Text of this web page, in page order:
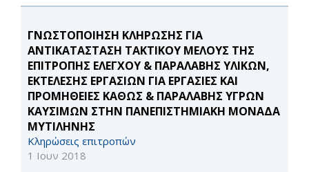
ΓΝΩΣΤΟΠΟΙΗΣΗ ΚΛΗΡΩΣΗΣ ΓΙΑ
ΑΝΤΙΚΑΤΑΣΤΑΣΗ ΤΑΚΤΙΚΟΥ ΜΕΛΟΥΣ ΤΗΣ
ΕΠΙΤΡΟΠΗΣ ΕΛΕΓΧΟΥ & ΠΑΡΑΛΑΒΗΣ ΥΛΙΚΩΝ,
ΕΚΤΕΛΕΣΗΣ ΕΡΓΑΣΙΩΝ ΓΙΑ ΕΡΓΑΣΙΕΣ ΚΑΙ
ΠΡΟΜΗΘΕΙΕΣ ΚΑΘΩΣ & ΠΑΡΑΛΑΒΗΣ ΥΓΡΩΝ
ΚΑΥΣΙΜΩΝ ΣΤΗΝ ΠΑΝΕΠΙΣΤΗΜΙΑΚΗ ΜΟΝΑΔΑ
ΜΥΤΙΛΗΝΗΣ
Κληρώσεις επιτροπών
1 Ιουν 2018